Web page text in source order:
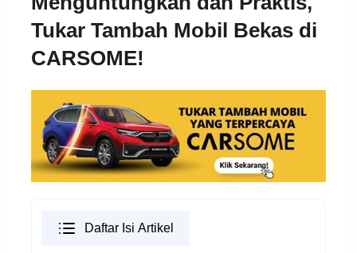
Tukar Tambah Mobil Bekas di
CARSOME!
Daftar Isi Artikel